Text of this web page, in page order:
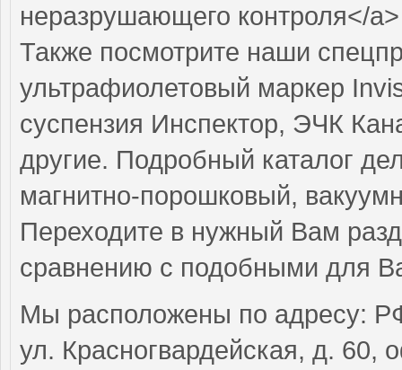
неразрушающего контроля</
Также посмотрите наши
ультрафиолетовый маркер
суспензия Инспектор, ЭЧК
другие. Подробный каталог
магнитно-порошковый,
Переходите в нужный Вам
сравнению с подобными для
Мы расположены по адресу:
ул. Красногвардейская, д. 60,